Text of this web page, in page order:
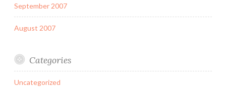
September 2007
August 2007
Categories
Uncategorized